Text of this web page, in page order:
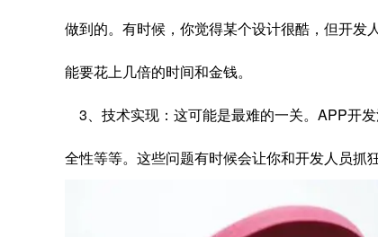
做到的。有时候，你觉得某个设计很酷，但开发
能要花上几倍的时间和金钱。
3、技术实现：这可能是最难的一关。APP开
全性等等。这些问题有时候会让你和开发人员抓